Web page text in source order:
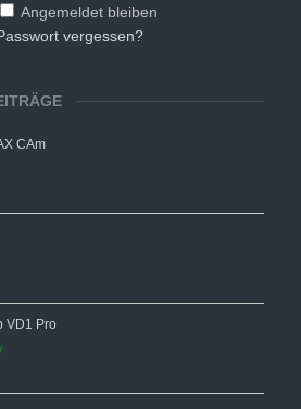
Angemeldet bleiben
vergessen?
CAm
VD1 Pro